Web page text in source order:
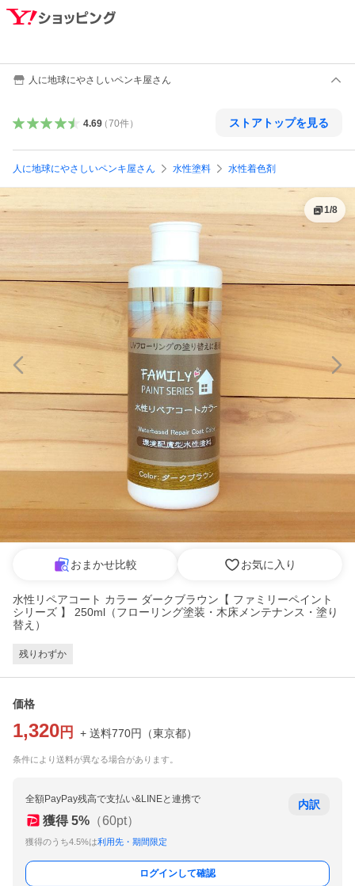
人に地球にやさしいペンキ屋さん
4.69（70件） ストアトップを見る
人に地球にやさしいペンキ屋さん 水性塗料 水性着色剤
1/8
おまかせ比較 お気に入り
水性リペアコート カラー ダークブラウン【 ファミリーペイント
シリーズ 】 250ml（フローリング塗装・木床メンテナンス・塗り
替え）
残りわずか
価格
1,320 円 + 送料770円 （東京都）
条件により送料が異なる場合があります。
全額PayPay残高で支払い&LINEと連携で
獲得 5% （60pt）
獲得のうち4.5%は利用先・期間限定
内訳
ログインして確認